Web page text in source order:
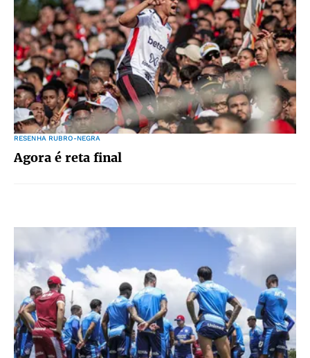
RESENHA RUBRO-NEGRA
Agora é reta final